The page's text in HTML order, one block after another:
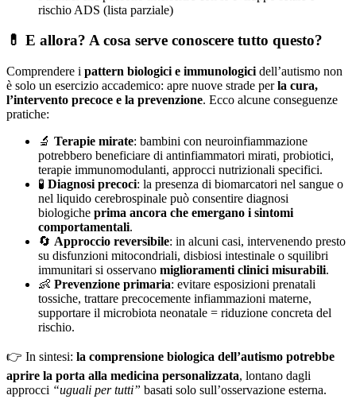
rischio ADS (lista parziale)
💊 E allora? A cosa serve conoscere tutto questo?
Comprendere i pattern biologici e immunologici dell’autismo non
è solo un esercizio accademico: apre nuove strade perla cura,
l’intervento precoce e la prevenzione. Ecco alcune conseguenze
pratiche:
🔬 Terapie mirate: bambini con neuroinfiammazione
potrebbero beneficiare di antinfiammatori mirati, probiotici,
terapie immunomodulanti, approcci nutrizionali specifici.
🧪 Diagnosi precoci: la presenza di biomarcatori nel sangue o
nel liquido cerebrospinale può consentire diagnosi
biologiche prima ancora che emergano i sintomi
comportamentali.
🔄 Approccio reversibile: in alcuni casi, intervenendo presto
su disfunzioni mitocondriali, disbiosi intestinale o squilibri
immunitari si osservano miglioramenti clinici misurabili.
👶 Prevenzione primaria: evitare esposizioni prenatali
tossiche, trattare precocemente infiammazioni materne,
supportare il microbiota neonatale = riduzione concreta del
rischio.
👉 In sintesi: la comprensione biologica dell’autismo potrebbe
aprire la porta alla medicina personalizzata, lontano dagli
approcci “uguali per tutti” basati solo sull’osservazione esterna.